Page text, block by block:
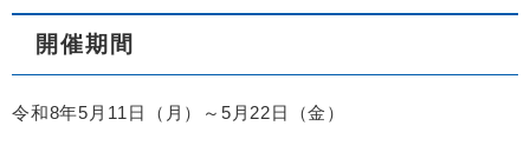
開催期間
令和8年5月11日（月）～5月22日（金）